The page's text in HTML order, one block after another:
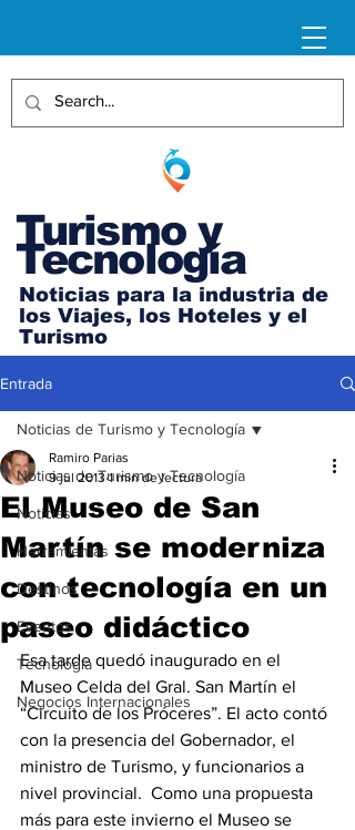
Turismo y
Tecnología
Noticias para la industria de
los Viajes, los Hoteles y el
Turismo
Entrada
Noticias de Turismo y Tecnología
Noticias
Herramientas
Destinos
Eventos
Tecnología
Negocios Internacionales
Noticias de Turismo y Tecnología
El Museo de San
Martín se moderniza
con tecnología en un
paseo didáctico
Ramiro Parias
9 jul 2013 1 min de lectura
Esa tarde quedó inaugurado en el
Museo Celda del Gral. San Martín el
“Circuito de los Próceres”. El acto contó
con la presencia del Gobernador, el
ministro de Turismo, y funcionarios a
nivel provincial.  Como una propuesta
más para este invierno el Museo se